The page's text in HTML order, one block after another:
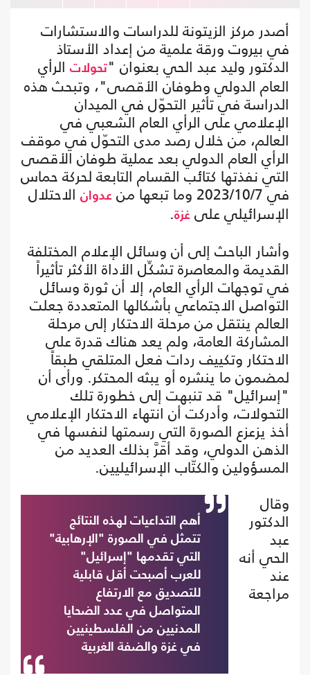
أصدر مركز الزيتونة للدراسات والاستشارات
في بيروت ورقة علمية من إعداد الأستاذ
الدكتور وليد عبد الحي بعنوان "تحولات الرأي
العام الدولي وطوفان الأقصى"، وتبحث هذه
الدراسة في تأثير التحوّل في الميدان
الإعلامي على الرأي العام الشعبي في
العالم، من خلال رصد مدى التحوّل في موقف
الرأي العام الدولي بعد عملية طوفان الأقصى
التي نفذتها كتائب القسام التابعة لحركة حماس
في 2023/10/7 وما تبعها من عدوان الاحتلال
الإسرائيلي على غزة.
وأشار الباحث إلى أن وسائل الإعلام المختلفة
القديمة والمعاصرة تشكِّل الأداة الأكثر تأثيراً
في توجهات الرأي العام، إلا أن ثورة وسائل
التواصل الاجتماعي بأشكالها المتعددة جعلت
العالم ينتقل من مرحلة الاحتكار إلى مرحلة
المشاركة العامة، ولم يعد هناك قدرة على
الاحتكار وتكييف ردات فعل المتلقي طبقاً
لمضمون ما ينشره أو يبثه المحتكر. ورأى أن
"إسرائيل" قد تنبهت إلى خطورة تلك
التحولات، وأدركت أن انتهاء الاحتكار الإعلامي
أخذ يزعزع الصورة التي رسمتها لنفسها في
الذهن الدولي، وقد أقرَّ بذلك العديد من
المسؤولين والكتّاب الإسرائيليين.
أهم التداعيات لهذه النتائج
تتمثل في الصورة "الإرهابية"
التي تقدمها "إسرائيل"
للعرب أصبحت أقل قابلية
للتصديق مع الارتفاع
المتواصل في عدد الضحايا
المدنيين من الفلسطينيين
في غزة والضفة الغربية
وقال
الدكتور
عبد
الحي أنه
عند
مراجعة